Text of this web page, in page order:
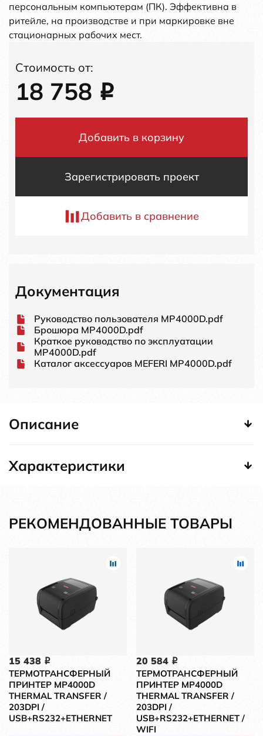
персональным компьютерам (ПК). Эффективна в
ритейле, на производстве и при маркировке вне
стационарных рабочих мест.
Стоимость от:
18 758 i
Добавить в корзину
Зарегистрировать проект
Добавить в сравнение
Документация
Руководство пользователя MP4000D.pdf
Брошюра MP4000D.pdf
Краткое руководство по эксплуатации
MP4000D.pdf
Каталог аксессуаров MEFERI MP4000D.pdf
Описание
Характеристики
РЕКОМЕНДОВАННЫЕ ТОВАРЫ
15 438 i
ТЕРМОТРАНСФЕРНЫЙ
ПРИНТЕР MP4000D
THERMAL TRANSFER /
203DPI /
USB+RS232+ETHERNET
20 584 i
ТЕРМОТРАНСФЕРНЫЙ
ПРИНТЕР MP4000D
THERMAL TRANSFER /
203DPI /
USB+RS232+ETHERNET /
WIFI